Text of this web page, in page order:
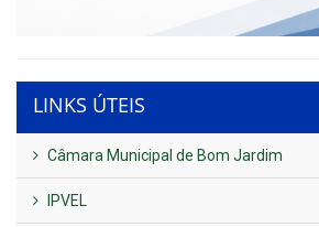
LINKS ÚTEIS
Câmara Municipal de Bom Jardim
IPVEL